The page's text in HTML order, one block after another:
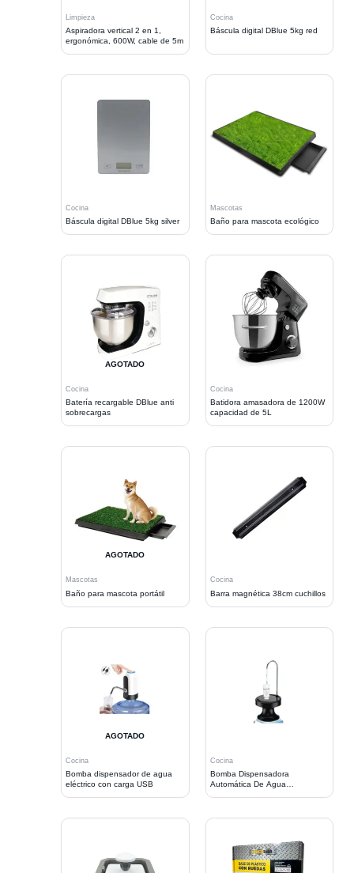
Limpieza
Aspiradora vertical 2 en 1,
ergonómica, 600W, cable de 5m
Cocina
Báscula digital DBlue 5kg red
Cocina
Báscula digital DBlue 5kg silver
Mascotas
Baño para mascota ecológico
AGOTADO
Cocina
Batería recargable DBlue anti
sobrecargas
Cocina
Batidora amasadora de 1200W
capacidad de 5L
AGOTADO
Mascotas
Baño para mascota portátil
Cocina
Barra magnética 38cm cuchillos
AGOTADO
Cocina
Bomba dispensador de agua
eléctrico con carga USB
Cocina
Bomba Dispensadora
Automática De Agua